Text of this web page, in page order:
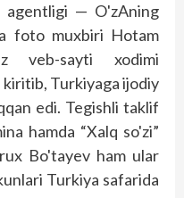
agentligi — O'zAning
foto muxbiri Hotam
veb-sayti xodimi
Turkiyaga ijodiy
edi. Tegishli taklif
hamda “Xalq so'zi”
Bo'tayev ham ular
Turkiya safarida